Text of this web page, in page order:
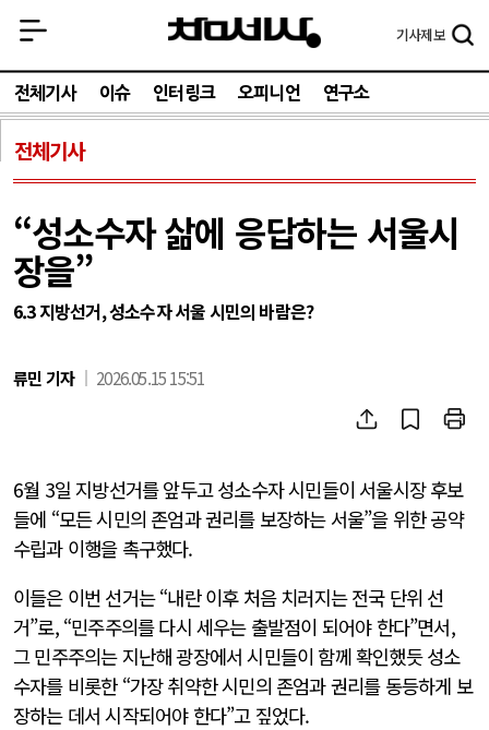
기사제보
전체기사 이슈 인터링크 오피니언 연구소
전체기사
“성소수자 삶에 응답하는 서울시
장을”
6.3 지방선거, 성소수자 서울 시민의 바람은?
류민 기자 2026.05.15 15:51
6월 3일 지방선거를 앞두고 성소수자 시민들이 서울시장 후보
들에 “모든 시민의 존엄과 권리를 보장하는 서울”을 위한 공약
수립과 이행을 촉구했다.
이들은 이번 선거는 “내란 이후 처음 치러지는 전국 단위 선
거”로, “민주주의를 다시 세우는 출발점이 되어야 한다”면서,
그 민주주의는 지난해 광장에서 시민들이 함께 확인했듯 성소
수자를 비롯한 “가장 취약한 시민의 존엄과 권리를 동등하게 보
장하는 데서 시작되어야 한다”고 짚었다.